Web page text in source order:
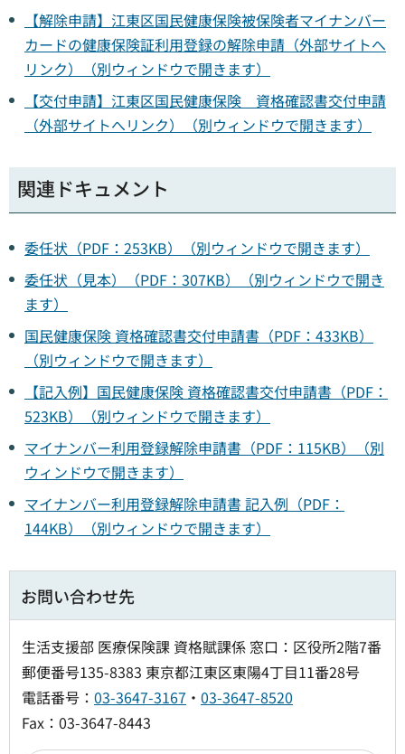
【解除申請】江東区国民健康保険被保険者マイナンバー
カードの健康保険証利用登録の解除申請（外部サイトへ
リンク）（別ウィンドウで開きます）
【交付申請】江東区国民健康保険 資格確認書交付申請
（外部サイトへリンク）（別ウィンドウで開きます）
関連ドキュメント
委任状（PDF：253KB）（別ウィンドウで開きます）
委任状（見本）（PDF：307KB）（別ウィンドウで開き
ます）
国民健康保険 資格確認書交付申請書（PDF：433KB）
（別ウィンドウで開きます）
【記入例】国民健康保険 資格確認書交付申請書（PDF：
523KB）（別ウィンドウで開きます）
マイナンバー利用登録解除申請書（PDF：115KB）（別
ウィンドウで開きます）
マイナンバー利用登録解除申請書 記入例（PDF：
144KB）（別ウィンドウで開きます）
お問い合わせ先
生活支援部 医療保険課 資格賦課係 窓口：区役所2階7番
郵便番号135-8383 東京都江東区東陽4丁目11番28号
電話番号： 03-3647-3167 ・ 03-3647-8520
Fax：03-3647-8443